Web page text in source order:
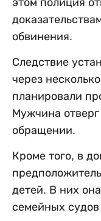
обвинения.
Следствие
через
планировали
Мужчина
обращении.
Кроме того, в
детей. В них
семейных